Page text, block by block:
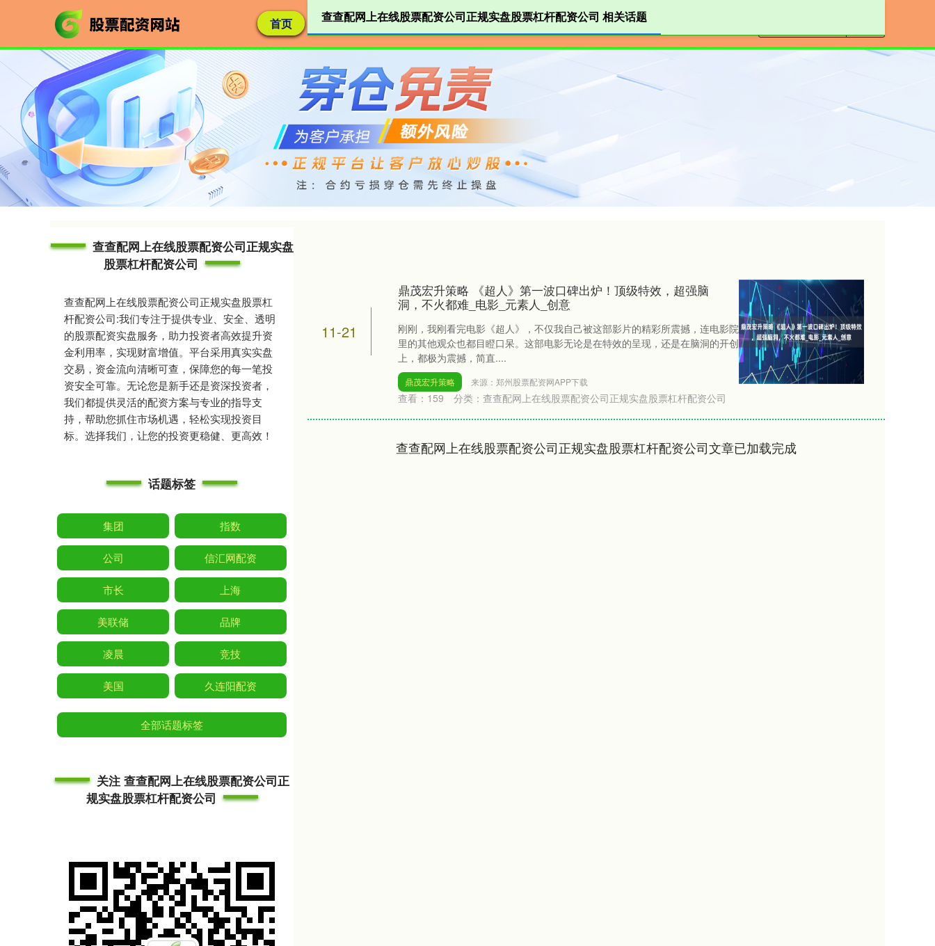
首页 查查配网上在线股票配资公司正规实盘股票杠杆配资公司
查查配网上在线股票配资公司正规实盘股票杠杆配资公司 相关话题
11-21
鼎茂宏升策略 《超人》第一波口碑出炉！顶级特效，超强脑
洞，不火都难_电影_元素人_创意
刚刚，我刚看完电影《超人》，不仅我自己被这部影片的精彩所震撼，连电影院
里的其他观众也都目瞪口呆。这部电影无论是在特效的呈现，还是在脑洞的开创
上，都极为震撼，简直....
鼎茂宏升策略 来源：郑州股票配资网APP下载
查看： 159 分类： 查查配网上在线股票配资公司正规实盘股票杠杆配资公司
查查配网上在线股票配资公司正规实盘股票杠杆配资公司文章已加载完成
查查配网上在线股票配资公司正规实盘
股票杠杆配资公司
查查配网上在线股票配资公司正规实盘股票杠
杆配资公司:我们专注于提供专业、安全、透明
的股票配资实盘服务，助力投资者高效提升资
金利用率，实现财富增值。平台采用真实实盘
交易，资金流向清晰可查，保障您的每一笔投
资安全可靠。无论您是新手还是资深投资者，
我们都提供灵活的配资方案与专业的指导支
持，帮助您抓住市场机遇，轻松实现投资目
标。选择我们，让您的投资更稳健、更高效！
话题标签
集团 指数
公司 信汇网配资
市长 上海
美联储 品牌
凌晨 竞技
美国 久连阳配资
全部话题标签
关注 查查配网上在线股票配资公司正
规实盘股票杠杆配资公司